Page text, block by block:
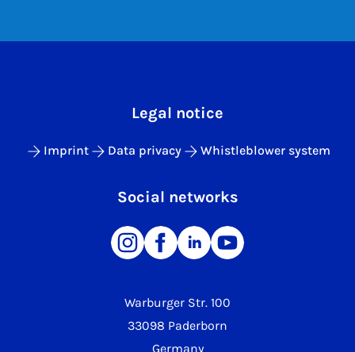
Warburger Str. 100
33098 Paderborn
Germany
Legal notice
Imprint Data privacy Whistleblower system
Social networks